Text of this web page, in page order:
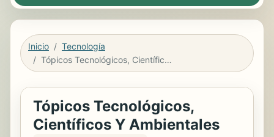
Inicio
Tecnología
Tópicos Tecnológicos, Científicos Y Ambientales
Tópicos Tecnológicos,
Científicos Y Ambientales